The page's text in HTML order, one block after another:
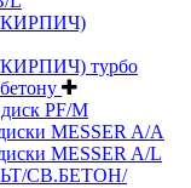
КИРПИЧ)
турбо
PF/M
MESSER A/A
MESSER A/L
СВ.БЕТОН/